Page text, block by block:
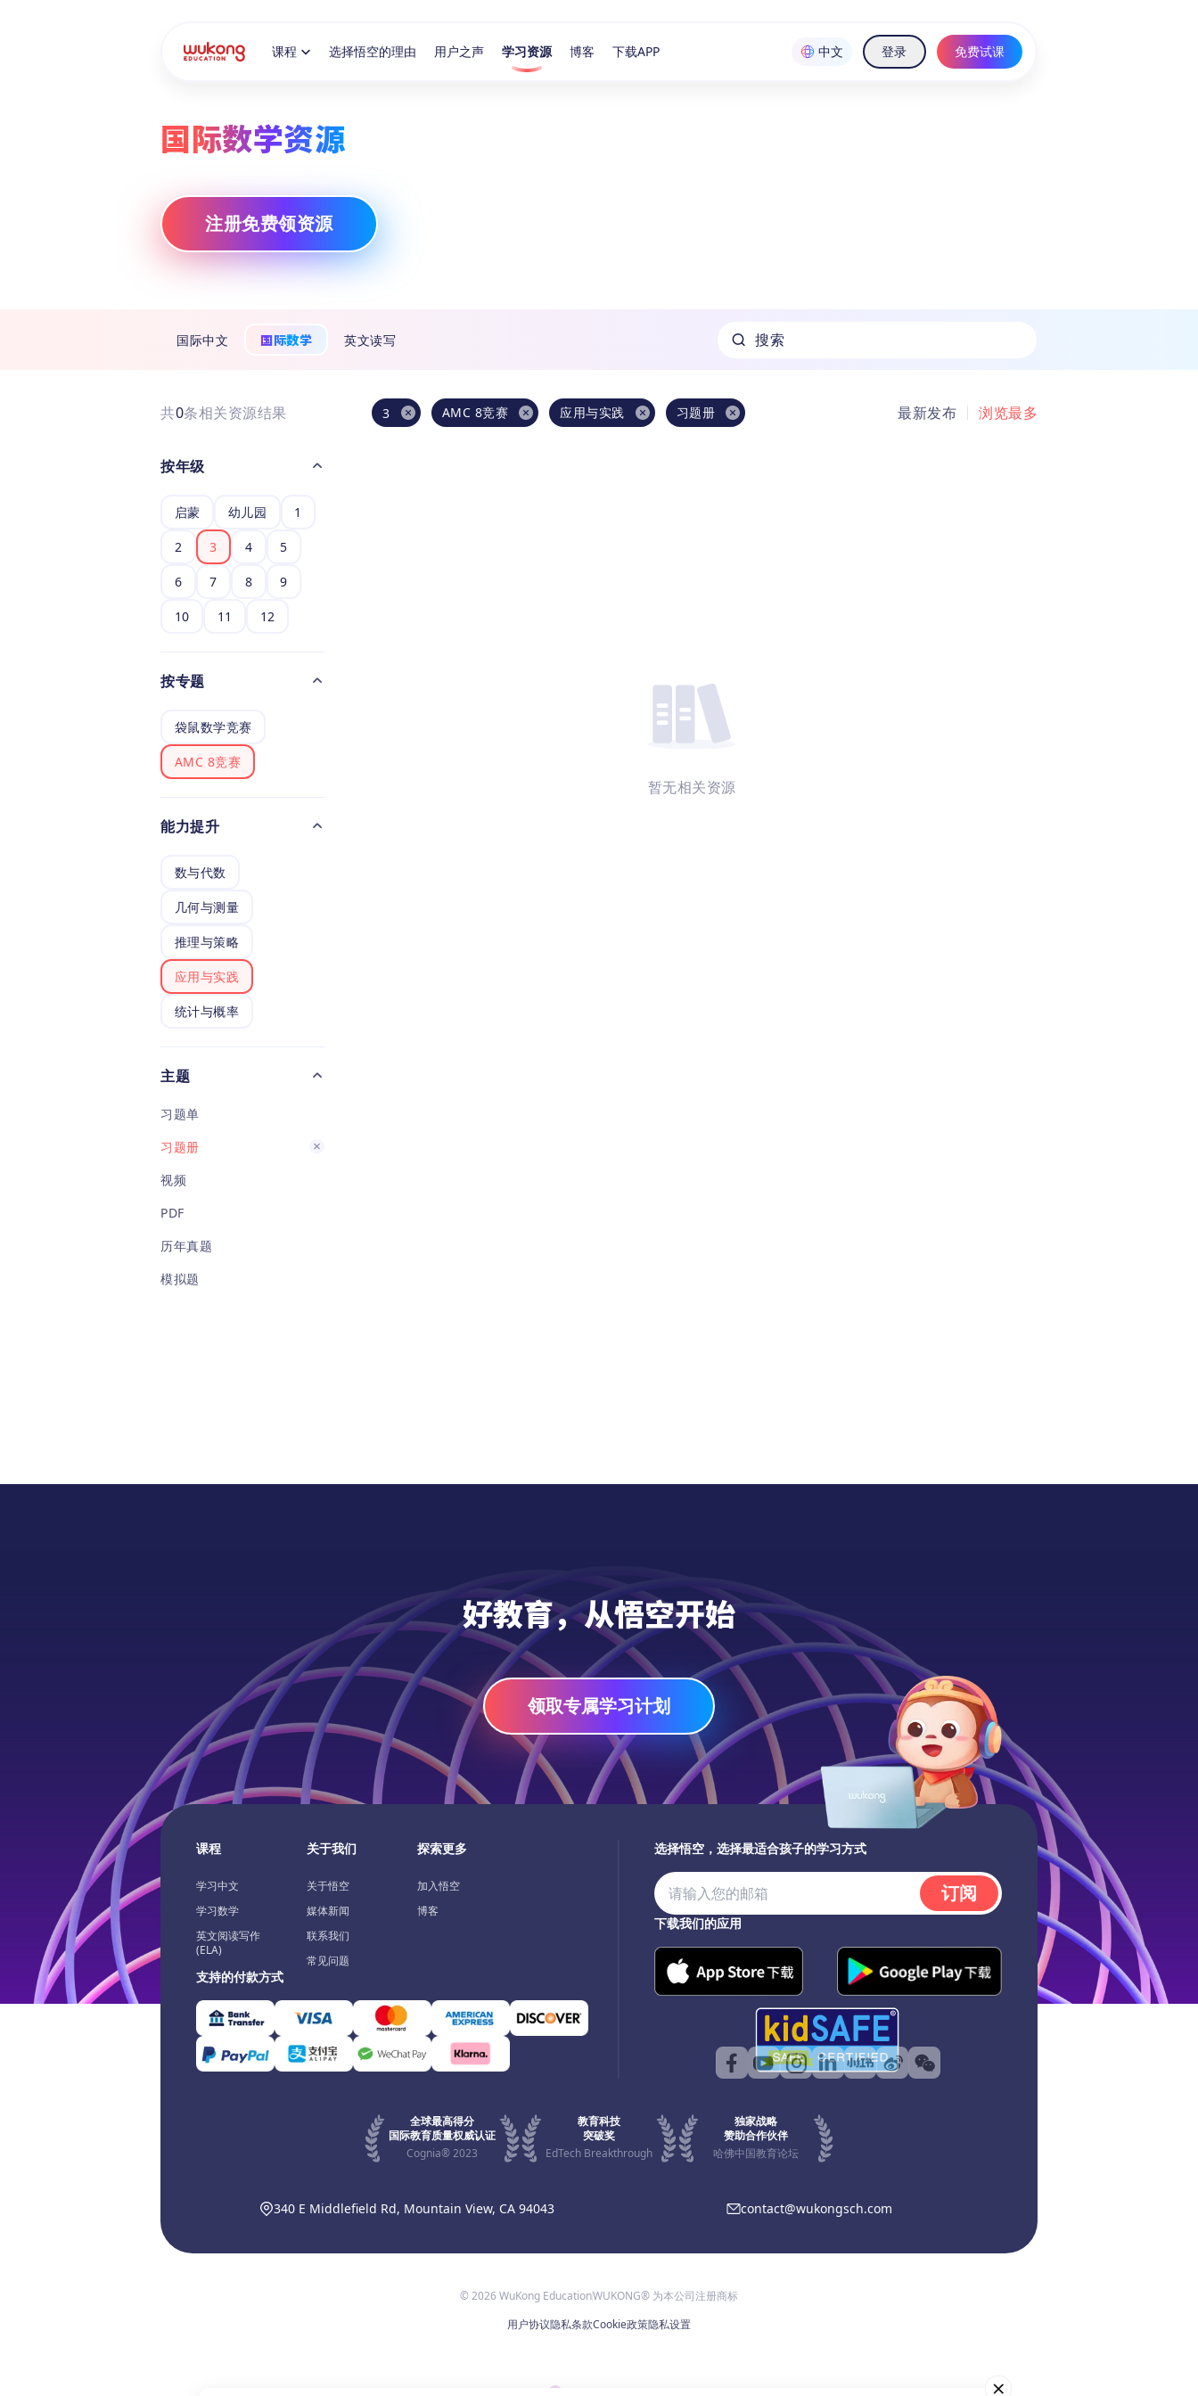
课程 选择悟空的理由 用户之声 学习资源 博客 下载APP 中文 登录 免费试课
国际数学资源
注册免费领资源
国际中文 国际数学 英文读写 搜索
共0条相关资源结果 3 AMC 8竞赛 应用与实践 习题册 最新发布 浏览最多
按年级
启蒙 幼儿园 1
2 3 4 5
6 7 8 9
10 11 12
按专题
袋鼠数学竞赛
AMC 8竞赛
能力提升
数与代数
几何与测量
推理与策略
应用与实践
统计与概率
主题
习题单
习题册
视频
PDF
历年真题
模拟题
暂无相关资源
好教育，从悟空开始
领取专属学习计划
课程
学习中文
学习数学
英文阅读写作
(ELA)
关于我们
关于悟空
媒体新闻
联系我们
常见问题
探索更多
加入悟空
博客
支持的付款方式
选择悟空，选择最适合孩子的学习方式
订阅
下载我们的应用
全球最高得分
国际教育质量权威认证
Cognia® 2023
教育科技
突破奖
EdTech Breakthrough
独家战略
赞助合作伙伴
哈佛中国教育论坛
340 E Middlefield Rd, Mountain View, CA 94043 contact@wukongsch.com
© 2026 WuKong EducationWUKONG® 为本公司注册商标
用户协议隐私条款Cookie政策隐私设置